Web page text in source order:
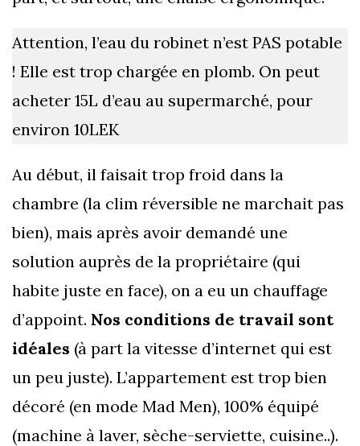
Attention, l’eau du robinet n’est PAS potable
! Elle est trop chargée en plomb. On peut
acheter 15L d’eau au supermarché, pour
environ 10LEK
Au début, il faisait trop froid dans la
chambre (la clim réversible ne marchait pas
bien), mais après avoir demandé une
solution auprès de la propriétaire (qui
habite juste en face), on a eu un chauffage
d’appoint. Nos conditions de travail sont
idéales (à part la vitesse d’internet qui est
un peu juste). L’appartement est trop bien
décoré (en mode Mad Men), 100% équipé
(machine à laver, sèche-serviette, cuisine..).